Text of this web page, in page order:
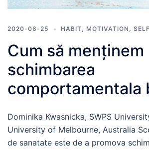
2020-08-25 HABIT, MOTIVATION ,
Cum să menținem
schimbarea
comportamentala
Dominika Kwasnicka, SWPS
University of Melbourne, Australia
de sanatate este de a promova